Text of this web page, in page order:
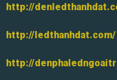
http://
http://ledthanhdat.com/
http://